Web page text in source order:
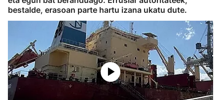
bestalde, erasoan parte hartu izana ukatu dute.